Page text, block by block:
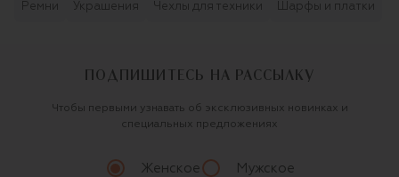
Ремни Украшения Чехлы для техники Шарфы и платки
ПОДПИШИТЕСЬ НА РАССЫЛКУ
Чтобы первыми узнавать об эксклюзивных новинках и
специальных предложениях
Женское Мужское